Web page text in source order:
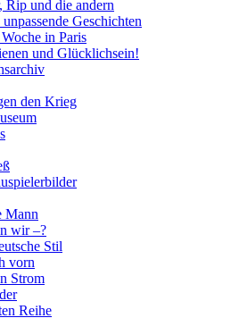
Rip und die andern
Geschichten
in Paris
und Glücklichsein!
den Krieg
Mann
wir –?
Stil
vorn
Strom
Reihe